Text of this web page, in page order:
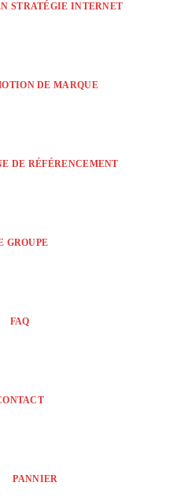
STRATÉGIE INTERNET
DE MARQUE
DE RÉFÉRENCEMENT
GROUPE
FAQ
PANNIER